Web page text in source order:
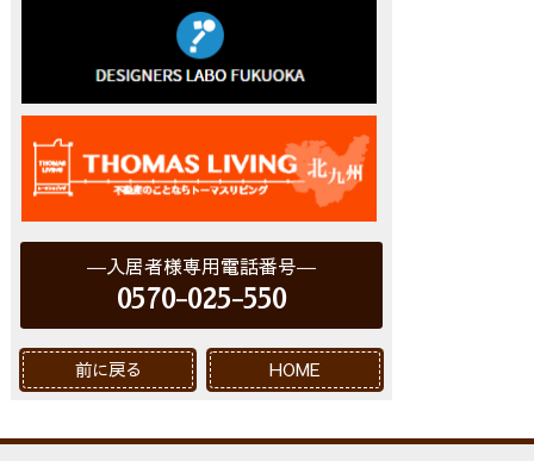
入居者様専用電話番号
0570-025-550
前に戻る HOME